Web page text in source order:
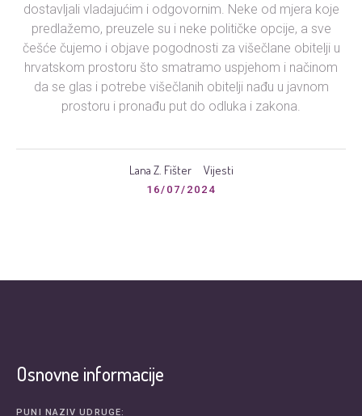
dostavljali vladajućim i odgovornim. Neke od mjera koje
predlažemo, preuzele su i neke političke opcije, a sve
češće čujemo i objave pogodnosti za višečlane obitelji u
hrvatskom prostoru što smatramo uspjehom i načinom
da se glas i potrebe višečlanih obitelji nađu u javnom
prostoru i pronađu put do odluka i zakona.
Lana Z. Fišter Vijesti
16/07/2024
Osnovne informacije
PUNI NAZIV UDRUGE: